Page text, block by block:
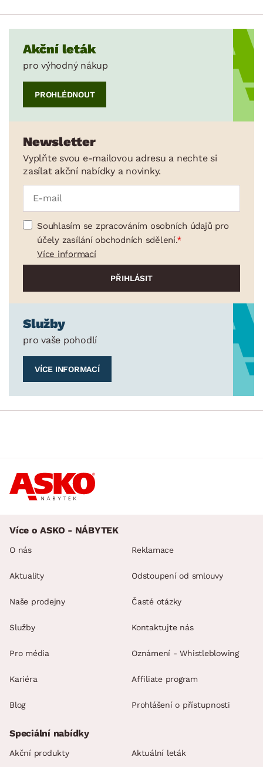
Akční leták
pro výhodný nákup
PROHLÉDNOUT
Newsletter
Vyplňte svou e-mailovou adresu a nechte si
zasílat akční nabídky a novinky.
Souhlasím se zpracováním osobních údajů pro
účely zasílání obchodních sdělení.
Více informací
Služby
pro vaše pohodlí
VÍCE INFORMACÍ
Více o ASKO - NÁBYTEK
O nás
Aktuality
Naše prodejny
Služby
Pro média
Kariéra
Blog
Reklamace
Odstoupení od smlouvy
Časté otázky
Kontaktujte nás
Oznámení - Whistleblowing
Affiliate program
Prohlášení o přístupnosti
Speciální nabídky
Akční produkty Aktuální leták